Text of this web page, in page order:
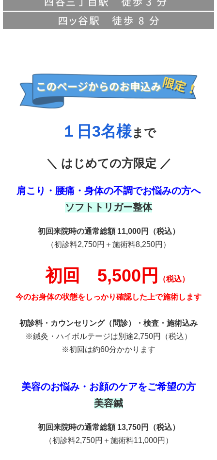
１日3名様まで
＼ はじめての方限定 ／
肩こり・腰痛・身体の不調でお悩みの方へ
ソフトトリガー整体
初回来院時の通常総額 11,000円（税込）
（初診料2,750円＋施術料8,250円）
初回 5,500円 （税込）
今のお身体の状態をしっかり確認した上で施術します
初診料・カウンセリング（問診）・検査・施術込み
※鍼灸・ハイボルテージは別途2,750円（税込）
※初回は約60分かかります
美容のお悩み・お顔のケアをご希望の方
美容鍼
初回来院時の通常総額 13,750円（税込）
（初診料2,750円＋施術料11,000円）